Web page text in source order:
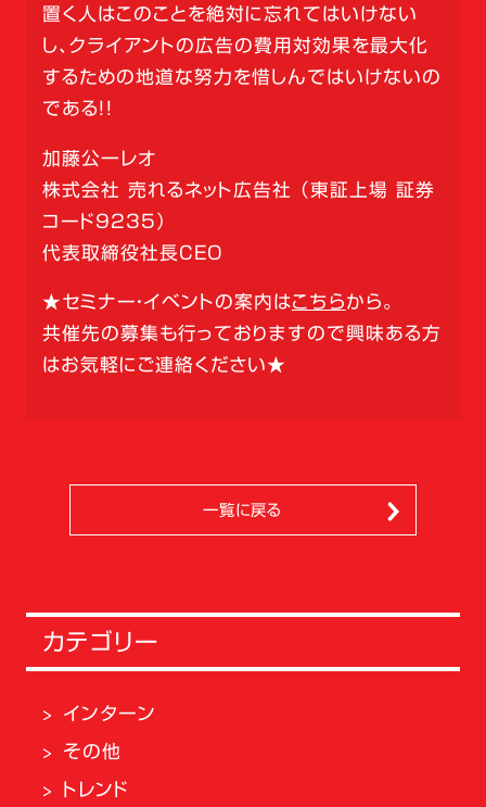
置く人はこのことを絶対に忘れてはいけない
し、クライアントの広告の費用対効果を最大化
するための地道な努力を惜しんではいけないの
である！！
加藤公一レオ
株式会社 売れるネット広告社 （東証上場 証券
コード9235）
代表取締役社長CEO
★セミナー・イベントの案内はこちらから。
共催先の募集も行っておりますので興味ある方
はお気軽にご連絡ください★
一覧に戻る
カテゴリー
インターン
その他
トレンド